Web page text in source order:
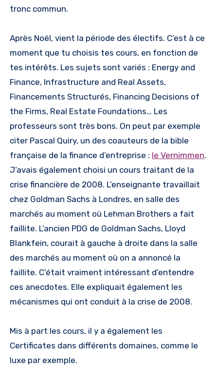
tronc commun.
Après Noël, vient la période des électifs. C’est à ce
moment que tu choisis tes cours, en fonction de
tes intérêts. Les sujets sont variés : Energy and
Finance, Infrastructure and Real Assets,
Financements Structurés, Financing Decisions of
the Firms, Real Estate Foundations… Les
professeurs sont très bons. On peut par exemple
citer Pascal Quiry, un des coauteurs de la bible
française de la finance d’entreprise : le Vernimmen.
J’avais également choisi un cours traitant de la
crise financière de 2008. L’enseignante travaillait
chez Goldman Sachs à Londres, en salle des
marchés au moment où Lehman Brothers a fait
faillite. L’ancien PDG de Goldman Sachs, Lloyd
Blankfein, courait à gauche à droite dans la salle
des marchés au moment où on a annoncé la
faillite. C’était vraiment intéressant d’entendre
ces anecdotes. Elle expliquait également les
mécanismes qui ont conduit à la crise de 2008.
Mis à part les cours, il y a également les
Certificates dans différents domaines, comme le
luxe par exemple.